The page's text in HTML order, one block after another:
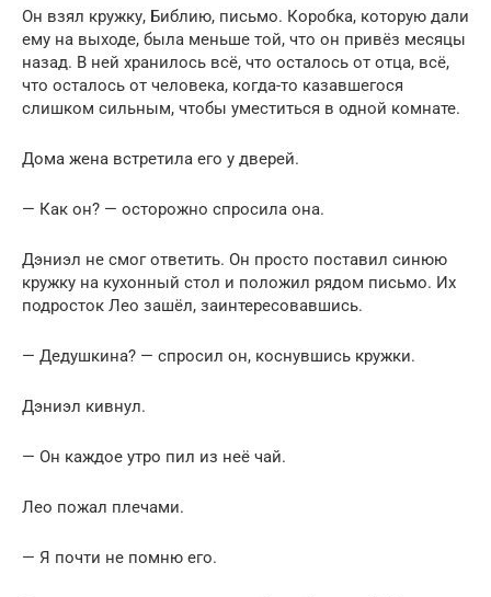
Он взял кружку, Библию, письмо. Коробка, которую дали
ему на выходе, была меньше той, что он привёз месяцы
назад. В ней хранилось всё, что осталось от отца, всё,
что осталось от человека, когда-то казавшегося
слишком сильным, чтобы уместиться в одной комнате.
Дома женa встретила его у дверей.
— Как он? — осторожно спросила она.
Дэниэл не смог ответить. Он просто поставил синюю
кружку на кухонный стол и положил рядом письмо. Их
подросток Лео зашёл, заинтересовавшись.
— Дедушкина? — спросил он, коснувшись кружки.
Дэниэл кивнул.
— Он каждое утро пил из неё чай.
Лео пожал плечами.
— Я почти не помню его.